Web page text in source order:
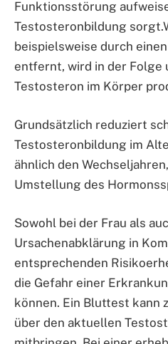
Funktionsstörung
Testosteronbildung
beispielsweise durch
entfernt, wird in der Folge
Testosteron im Körper
Grundsätzlich reduziert
Testosteronbildung im
ähnlich den
Umstellung des
Sowohl bei der Frau als
Ursachenabklärung in
entsprechenden
die Gefahr einer
können. Ein Bluttest kann
über den aktuellen